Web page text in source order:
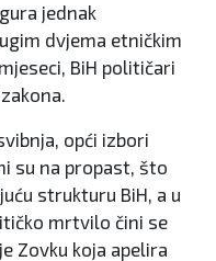
jednak
dvjema etničkim
BiH političari
opći izbori
su na propast, što
strukturu BiH, a u
mrtvilo čini se
Zovku koja apelira